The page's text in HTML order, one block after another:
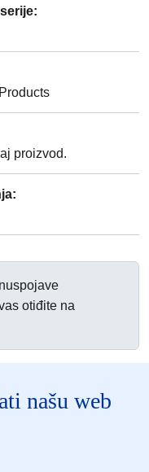
:
proizvod.
:
otiđite na
našu web